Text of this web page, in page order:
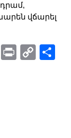
դրամ,
վճարել
PrintCopy